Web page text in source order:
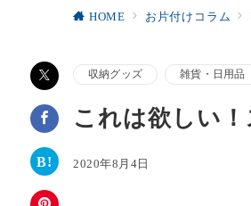
HOME お片付けコラム
収納グッズ 雑貨・日用品
これは欲しい
2020年8月4日